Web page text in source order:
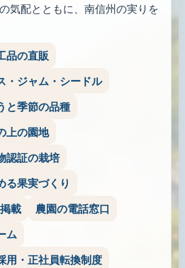
気配とともに、南信州の実りを
品の直販
・ジャム・シードル
と季節の品種
上の園地
認証の栽培
る果実づくり
載
農園の電話窓口
ム
用・正社員転換制度